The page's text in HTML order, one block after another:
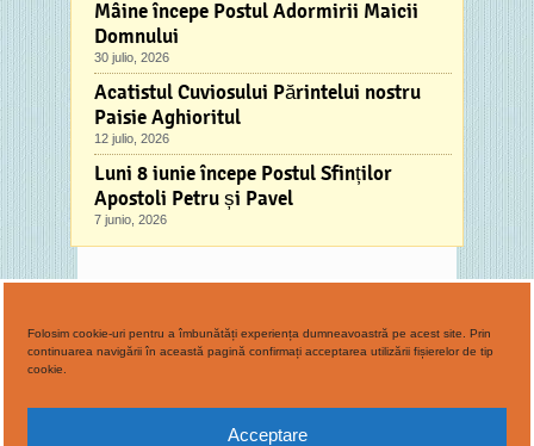
Folosim cookie-uri pentru a îmbunătăți experiența dumneavoastră pe acest site. Prin
continuarea navigării în această pagină confirmați acceptarea utilizării fișierelor de tip
cookie.
Acceptare
Mâine începe Postul Adormirii Maicii
Domnului
30 julio, 2026
Acatistul Cuviosului Părintelui nostru
Paisie Aghioritul
12 julio, 2026
Luni 8 iunie începe Postul Sfinților
Apostoli Petru și Pavel
7 junio, 2026
Comments